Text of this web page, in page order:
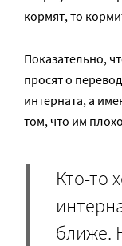
кормят, то
Показательно,
просят о
интерната, а
том, что им
Кто-то
ближе.